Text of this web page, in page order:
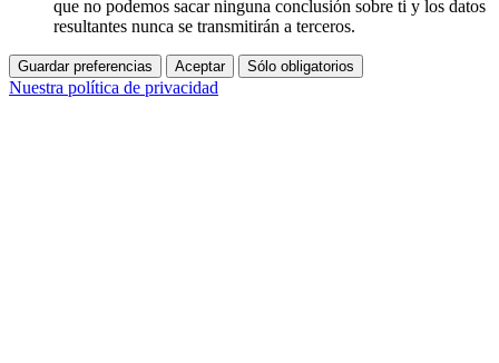
que no podemos sacar ninguna conclusión sobre ti y los datos
resultantes nunca se transmitirán a terceros.
Guardar preferencias Aceptar Sólo obligatorios
Nuestra política de privacidad